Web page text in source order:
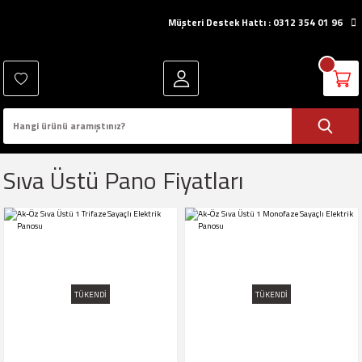
Müşteri Destek Hattı : 0312 354 01 96
Sıva Üstü Pano Fiyatları
TÜKENDİ TÜKENDİ